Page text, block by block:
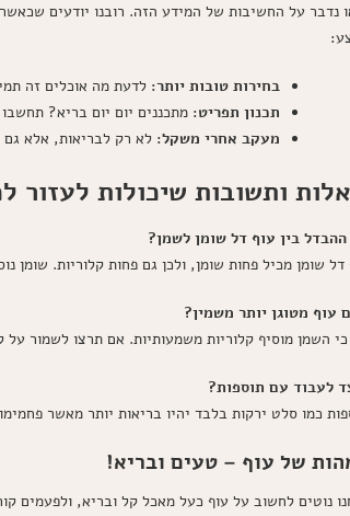
נדבר על החשיבות של המידע הזה. רובנו יודעים
בחירות טובות יותר: לדעת מה אוכלים זה
תכנון תפריט: מתכננים יום יום בריא?
מעקב אחרי משקל: לא רק לבריאות, אלא
ותשובות שיכולות לעזור
בין עוף דל שומן לשמן?
דל שומן מכיל פחות שומן, ולכן גם פחות קלוריות. שומן
עוף מטוגן יותר משמין?
כי השמן מוסיף קלוריות משמעותיות. אם תרצו לשמור על
לעבוד עם תוספות?
כמו סלט ירקות בלבד יהיו בריאות יותר מאשר
של עוף – טעים ובריא!
נוטים לחשוב על עוף כעל מאכל קל ובריא, ולפעמים